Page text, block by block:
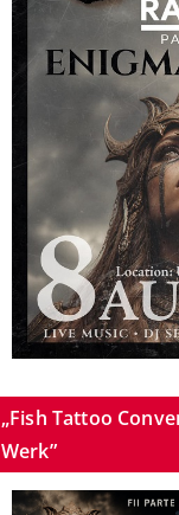
„Fish Tattoo
Werk”